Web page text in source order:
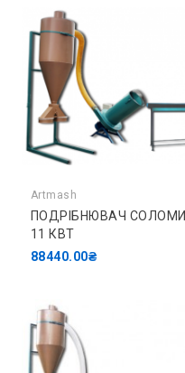
Artmash
ПОДРІБНЮВАЧ СОЛОМИ
11 КВТ
88440.00₴